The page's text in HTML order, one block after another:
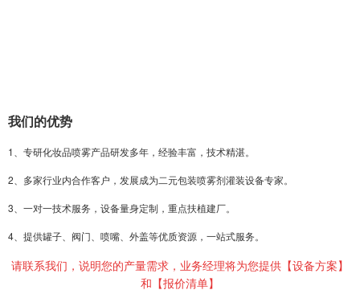
我们的优势
1、专研化妆品喷雾产品研发多年，经验丰富，技术精湛。
2、多家行业内合作客户，发展成为二元包装喷雾剂灌装设备专家。
3、一对一技术服务，设备量身定制，重点扶植建厂。
4、提供罐子、阀门、喷嘴、外盖等优质资源，一站式服务。
请联系我们，说明您的产量需求，业务经理将为您提供【设备方案】
和【报价清单】